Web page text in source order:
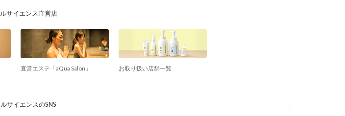
サイエンス直営店
直営エステ「aQua Salon」 お取り扱い店舗一覧
サイエンスのSNS